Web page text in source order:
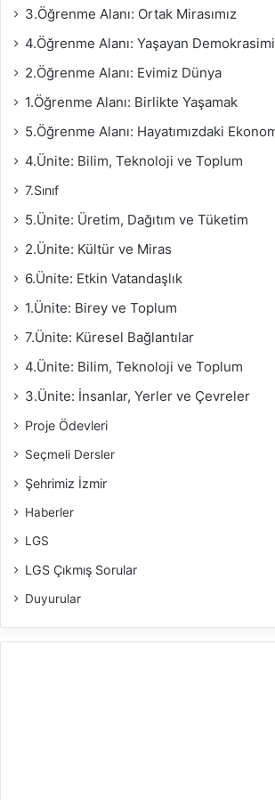
3.Öğrenme Alanı: Ortak Mirasımız
4.Öğrenme Alanı: Yaşayan
2.Öğrenme Alanı: Evimiz Dünya
1.Öğrenme Alanı: Birlikte Yaşamak
5.Öğrenme Alanı: Hayatımızdaki
4.Ünite: Bilim, Teknoloji ve Toplum
7.Sınıf
5.Ünite: Üretim, Dağıtım ve Tüketim
2.Ünite: Kültür ve Miras
6.Ünite: Etkin Vatandaşlık
1.Ünite: Birey ve Toplum
7.Ünite: Küresel Bağlantılar
4.Ünite: Bilim, Teknoloji ve Toplum
3.Ünite: İnsanlar, Yerler ve Çevreler
Proje Ödevleri
Seçmeli Dersler
Şehrimiz İzmir
Haberler
LGS
LGS Çıkmış Sorular
Duyurular